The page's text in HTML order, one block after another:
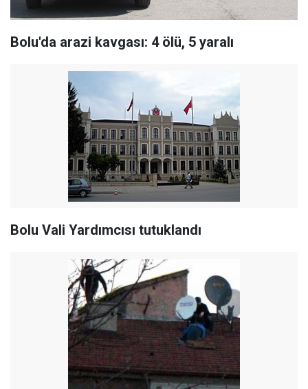
Bolu'da arazi kavgası: 4 ölü, 5 yaralı
Bolu Vali Yardımcısı tutuklandı